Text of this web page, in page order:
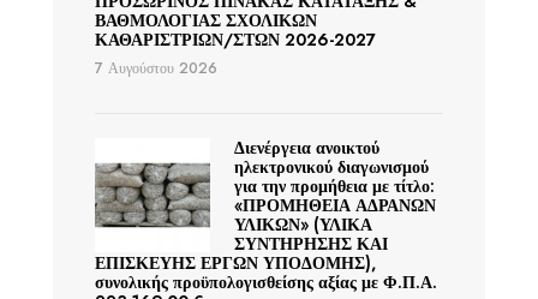
ΒΑΘΜΟΛΟΓΙΑΣ ΣΧΟΛΙΚΩΝ
ΚΑΘΑΡΙΣΤΡΙΩΝ/ΣΤΩΝ 2026-2027
7 Αυγούστου 2026
Διενέργεια ανοικτού
ηλεκτρονικού διαγωνισμού
για την προμήθεια με τίτλο:
«ΠΡΟΜΗΘΕΙΑ ΑΔΡΑΝΩΝ
ΥΛΙΚΩΝ» (ΥΛΙΚΑ
ΣΥΝΤΗΡΗΣΗΣ ΚΑΙ
ΕΠΙΣΚΕΥΗΣ ΕΡΓΩΝ ΥΠΟΔΟΜΗΣ),
συνολικής προϋπολογισθείσης αξίας με Φ.Π.Α.